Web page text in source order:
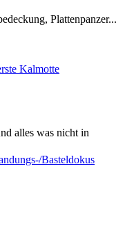
Plattenpanzer...
Kalmotte
alles was nicht in
Basteldokus